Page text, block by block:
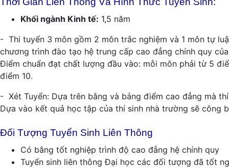
Khối ngành Kinh tế: 1,5 năm
- Thi tuyển 3 môn gồm 2 môn trắc nghiệm và 1 môn tự
chương trình đào tạo hệ trung cấp cao đẳng chính quy
Điểm chuẩn đạt chất lượng đầu vào: mỗi môn phải từ 5
điểm 10.
- Xét Tuyển: Dựa trên bằng và bảng điểm cao đẳng mà
Dựa vào kết quả học tập của thí sinh nhà trường sẽ công
Đối Tượng Tuyển Sinh Liên Thông
Có bằng tốt nghiệp trình độ cao đẳng hệ chính quy
Tuyển sinh liên thông Đại học các đối tượng đã tốt